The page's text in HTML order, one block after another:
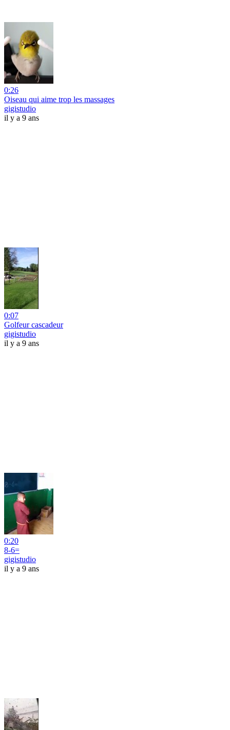
0:26
Oiseau qui aime trop les massages
gigistudio
il y a 9 ans
0:07
Golfeur cascadeur
gigistudio
il y a 9 ans
0:20
8-6=
gigistudio
il y a 9 ans